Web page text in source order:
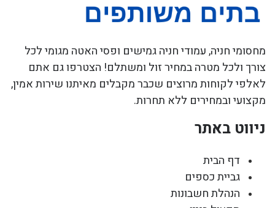
מחסומי חניה, עמודי חניה גמישים ופסי האטה מגומי לכל
צורך ולכל מטרה במחיר זול ומשתלם! הצטרפו גם אתם
לאלפי לקוחות מרוצים שכבר מקבלים מאיתנו שירות אמין,
מקצועי ובמחירים ללא תחרות.
ניווט באתר
דף הבית
גביית כספים
הנהלת חשבונות